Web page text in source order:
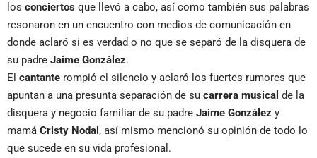
los conciertos que llevó a cabo, así como también sus palabras
resonaron en un encuentro con medios de comunicación en
donde aclaró si es verdad o no que se separó de la disquera de
su padre Jaime González.
El cantante rompió el silencio y aclaró los fuertes rumores que
apuntan a una presunta separación de su carrera musical de la
disquera y negocio familiar de su padre Jaime González y
mamá Cristy Nodal , así mismo mencionó su opinión de todo lo
que sucede en su vida profesional.